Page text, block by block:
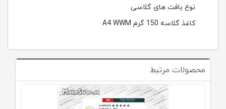
نوع بافت های گلاسی
کاغذ گلاسه 150 گرم A4 WWM
محصولات مرتبط